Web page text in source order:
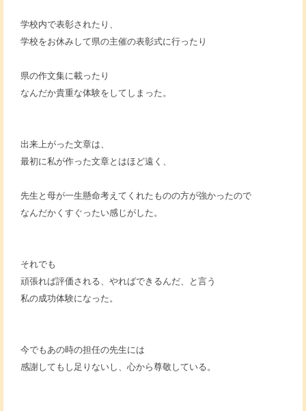
学校内で表彰されたり、
学校をお休みして県の主催の表彰式に行ったり
県の作文集に載ったり
なんだか貴重な体験をしてしまった。
出来上がった文章は、
最初に私が作った文章とはほど遠く、
先生と母が一生懸命考えてくれたものの方が強かったので
なんだかくすぐったい感じがした。
それでも
頑張れば評価される、やればできるんだ、と言う
私の成功体験になった。
今でもあの時の担任の先生には
感謝してもし足りないし、心から尊敬している。